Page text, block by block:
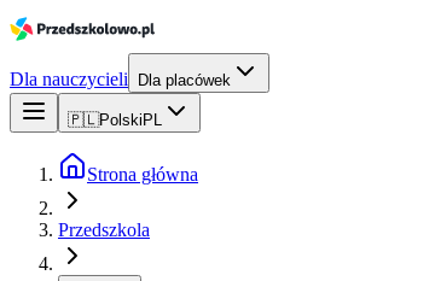
Dla nauczycieli Dla placówek
🇵🇱Polski PL
Strona główna
Przedszkola